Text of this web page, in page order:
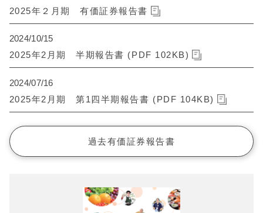
2025年２月期 有価証券報告書
2024/10/15
2025年2月期 半期報告書 (PDF 102KB)
2024/07/16
2025年2月期 第1四半期報告書 (PDF 104KB)
過去有価証券報告書